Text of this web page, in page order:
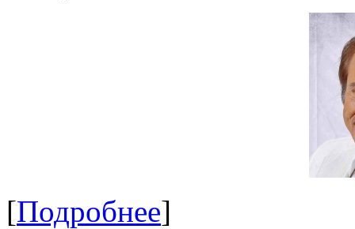
[Подробнее]